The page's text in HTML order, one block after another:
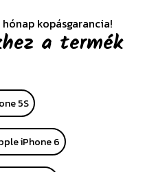
kopásgarancia!
a termék
5S
iPhone 6